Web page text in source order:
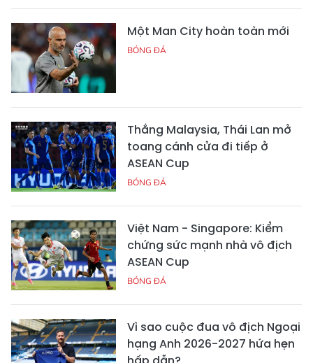
Một Man City hoàn toàn mới
BÓNG ĐÁ
Thắng Malaysia, Thái Lan mở
toang cánh cửa đi tiếp ở
ASEAN Cup
BÓNG ĐÁ
Việt Nam - Singapore: Kiểm
chứng sức mạnh nhà vô địch
ASEAN Cup
BÓNG ĐÁ
Vì sao cuộc đua vô địch Ngoại
hạng Anh 2026-2027 hứa hẹn